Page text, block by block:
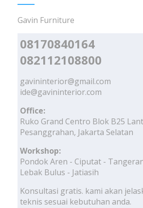
Gavin Furniture
08170840164
082112108800
gavininterior@gmail.com
ide@gavininterior.com
Office:
Ruko Grand Centro Blok B25
Pesanggrahan, Jakarta Selatan
Workshop:
Pondok Aren - Ciputat -
Lebak Bulus - Jatiasih
Konsultasi gratis. kami akan
teknis sesuai kebutuhan anda.